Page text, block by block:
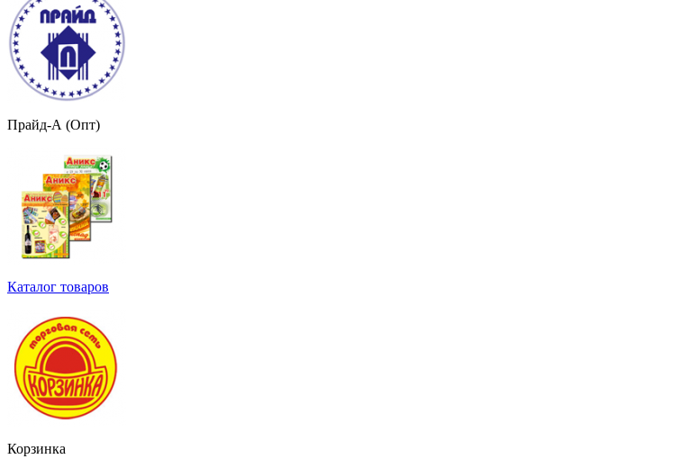
Прайд-А (Опт)
Каталог товаров
Корзинка